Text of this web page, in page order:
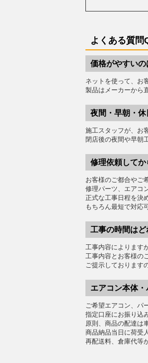
よくある質問
価格がやすいの
ネットを使って、お
製品はメーカーから
夜間・早朝・休
施工スタッフが、お
閉店後の夜間や早朝
修理依頼して
お客様のご都合やご
修理パーツ、エアコ
正式な工事日程を決
もちろん最短で対応
工事の時間はど
工事内容によります
工事内容とお客様の
ご提示しております
エアコン本体
ご希望エアコン、パ
指定口座にお振り込
原則、商品の配達は
商品納品当日に荷受
再配送料、倉庫代等